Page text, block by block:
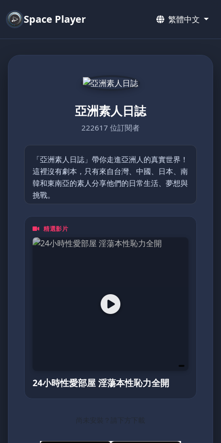
Space Player 繁體中文
亞洲素人日誌
222617 位訂閱者
「亞洲素人日誌」帶你走進亞洲人的真實世界！
這裡沒有劇本，只有來自台灣、中國、日本、南
韓和東南亞的素人分享他們的日常生活、夢想與
挑戰。
從鄉村的簡單快樂到都市的忙碌節奏，每支影片
都是一頁動人的日記。加入我們，探索亞洲最真
摯的面貌！
精選影片
24小時性愛部屋 淫蕩本性恥力全開
尚未安裝？請下方下載